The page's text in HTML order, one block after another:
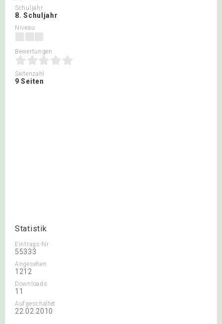
Schuljahr
8. Schuljahr
Niveau
Bewertungen
Seitenzahl
9 Seiten
Statistik
Eintrags-Nr.
55333
Angesehen
1212
Downloads
11
Aufgeschaltet
22.02.2010